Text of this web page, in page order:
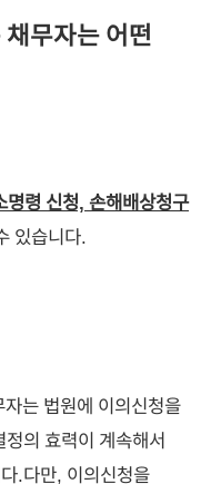
무자는 어떤
령 신청, 손해배상청구
있습니다.
는 법원에 이의신청을
의 효력이 계속해서
.다만, 이의신청을